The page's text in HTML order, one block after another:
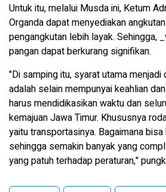
Untuk itu, melalui Musda ini, Ketum
Organda dapat menyediakan
pengangkutan lebih layak. Sehingga,
pangan dapat berkurang signifikan.
"Di samping itu, syarat utama menjadi
adalah selain mempunyai keahlian
harus mendidikasikan waktu dan
kemajuan Jawa Timur. Khususnya
yaitu transportasinya. Bagaimana
sehingga semakin banyak yang
yang patuh terhadap peraturan,"